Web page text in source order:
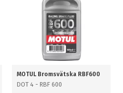
MOTUL Bromsvätska RBF600
DOT 4 - RBF 600